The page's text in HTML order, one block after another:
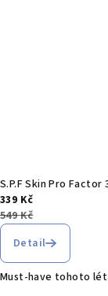
S.P.F Skin Pro
339 Kč
549 Kč
Detail
Must-have tohoto